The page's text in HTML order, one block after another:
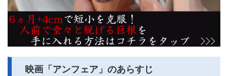
映画「アンフェア」のあらすじ